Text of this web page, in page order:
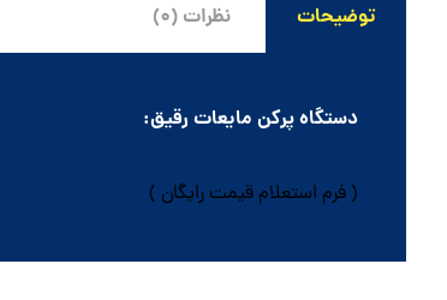
توضیحات نظرات (۰)
دستگاه پرکن مایعات رقیق:
( فرم استعلام قیمت رایگان )